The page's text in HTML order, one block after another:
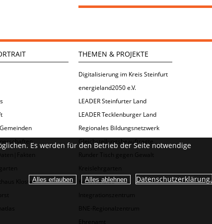
Kloster
THEMEN & PROJEKTE
Digitalisierung im Kreis Steinfurt
energieland2050 e.V.
LEADER Steinfurter Land
LEADER Tecklenburger Land
Regionales Bildungsnetzwerk
Gleichstellungsbeauftragte
Runder Tisch gegen Gewalt
Kreislehrgarten
Kommunales
Integrationszentrum
BNE-Regionalzentrum
Ehrenamt
Es werden für den Betrieb der Seite notwendige
Datenschutzerklärung.